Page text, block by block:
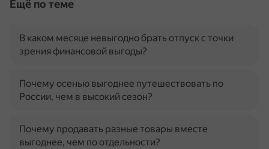
Ещё по теме
В каком месяце невыгодно брать отпуск с точки
зрения финансовой выгоды?
Почему осенью выгоднее путешествовать по
России, чем в высокий сезон?
Почему продавать разные товары вместе
выгоднее, чем по отдельности?